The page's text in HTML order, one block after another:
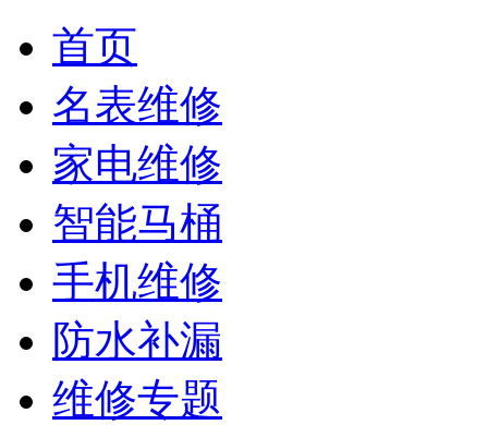
首页
名表维修
家电维修
智能马桶
手机维修
防水补漏
维修专题